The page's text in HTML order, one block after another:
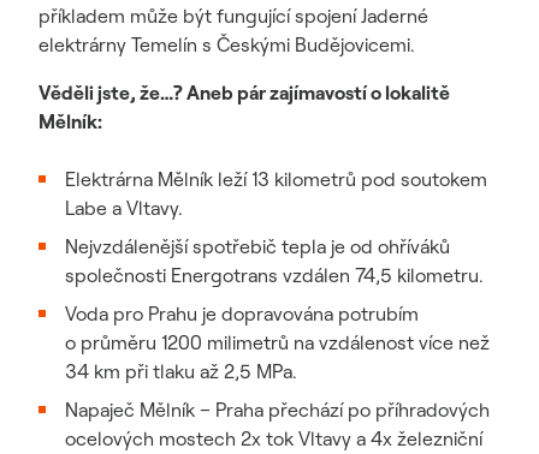
příkladem může být fungující spojení Jaderné
elektrárny Temelín s Českými Budějovicemi.
Věděli jste, že…? Aneb pár zajímavostí o lokalitě
Mělník:
Elektrárna Mělník leží 13 kilometrů pod soutokem
Labe a Vltavy.
Nejvzdálenější spotřebič tepla je od ohříváků
společnosti Energotrans vzdálen 74,5 kilometru.
Voda pro Prahu je dopravována potrubím
o průměru 1200 milimetrů na vzdálenost více než
34 km při tlaku až 2,5 MPa.
Napaječ Mělník – Praha přechází po příhradových
ocelových mostech 2x tok Vltavy a 4x železniční